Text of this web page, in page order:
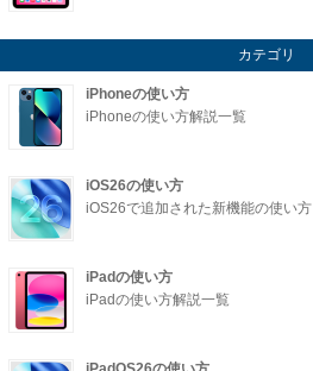
カテゴリ
iPhoneの使い方
iPhoneの使い方解説一覧
iOS26の使い方
iOS26で追加された新機能の使い方
iPadの使い方
iPadの使い方解説一覧